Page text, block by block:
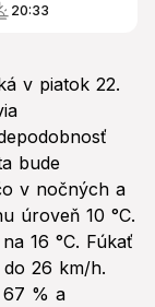
20:33
v piatok 22.
bude
v nočných a
úroveň 10 °C.
16 °C. Fúkať
26 km/h.
67 % a